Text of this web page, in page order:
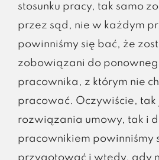
stosunku pracy, tak samo
przez sąd, nie w każdym
powinniśmy się bać, że
zobowiązani do
pracownika, z którym nie
pracować. Oczywiście, tak
rozwiązania umowy, tak i
pracownikiem powinniśmy
przygotować i wtedy, gdy